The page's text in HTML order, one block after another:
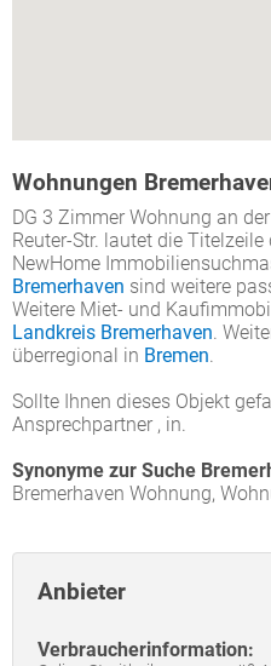
Wohnungen
DG 3 Zimmer Wohnung an
Reuter-Str. lautet die
NewHome
Bremerhaven sind weitere
Weitere Miet- und
Landkreis Bremerhaven.
überregional in Bremen.
Sollte Ihnen dieses Objekt
Ansprechpartner , in.
Synonyme zur Suche
Bremerhaven Wohnung,
Anbieter
Verbraucherinformation: